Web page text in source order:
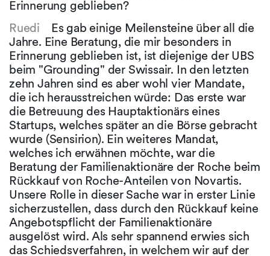
Erinnerung geblieben?
Ruedi
Es gab einige Meilensteine über all die
Jahre. Eine Beratung, die mir besonders in
Erinnerung geblieben ist, ist diejenige der UBS
beim "Grounding" der Swissair. In den letzten
zehn Jahren sind es aber wohl vier Mandate,
die ich herausstreichen würde: Das erste war
die Betreuung des Hauptaktionärs eines
Startups, welches später an die Börse gebracht
wurde (Sensirion). Ein weiteres Mandat,
welches ich erwähnen möchte, war die
Beratung der Familienaktionäre der Roche beim
Rückkauf von Roche-Anteilen von Novartis.
Unsere Rolle in dieser Sache war in erster Linie
sicherzustellen, dass durch den Rückkauf keine
Angebotspflicht der Familienaktionäre
ausgelöst wird. Als sehr spannend erwies sich
das Schiedsverfahren, in welchem wir auf der